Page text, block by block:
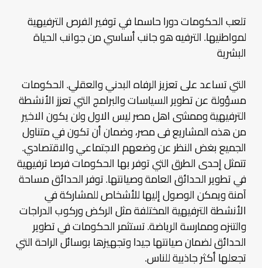
تلعب الحكومات دورا حاسما في توفير الفرص الترفيهية
لمواطنيها. الترفيه هو جانب أساسي من جوانب الحياة
البشرية
التي تساعد على تعزيز الرفاه البدني والعقلي. الحكومات
مسؤولة عن تطوير السياسات والبرامج التي تعزز الأنشطة
الترفيهية وممشى اهل مصر ليس الاول ولن يكون الاخير
من هذه المشاريع فى مصر، وضمان أن تكون في متناول
الجميع بغض النظر عن وضعهم الاجتماعي والاقتصادي.
تتمثل إحدى الطرق التي توفر بها الحكومات فرصا ترفيهية
في تطوير الحدائق العامة وصيانتها. توفر الحدائق مساحة
آمنة ويمكن الوصول إليها للأشخاص للمشاركة في
الأنشطة الترفيهية المختلفة مثل الركض وركوب الدراجات
والتنزه وممارسة الرياضة. تستثمر الحكومات في تطوير
الحدائق لضمان صيانتها جيدا وتجهيزها بوسائل الراحة التي
تجعلها أكثر جاذبية للناس.